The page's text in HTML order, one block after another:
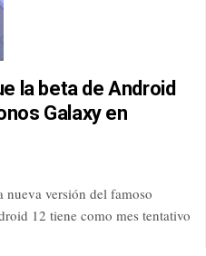
la beta de Android
Galaxy en
nueva versión del famoso
12 tiene como mes tentativo